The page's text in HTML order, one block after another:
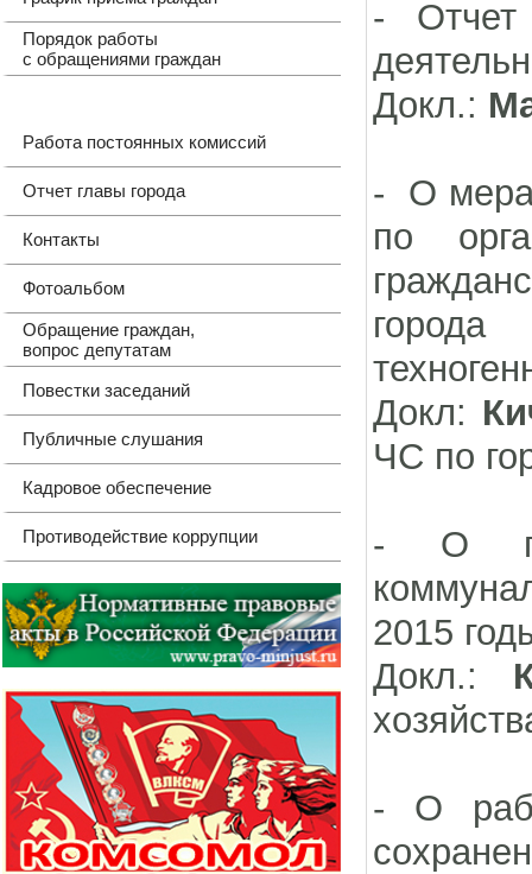
Порядок работы
с обращениями граждан
Работа постоянных комиссий
Отчет главы города
Контакты
Фотоальбом
Обращение граждан,
вопрос депутатам
Повестки заседаний
Публичные слушания
Кадровое обеспечение
Противодействие коррупции
- Отчет
Докл.:
- О
по
Докл:
ЧС по
- О
2015
Докл.:
- О